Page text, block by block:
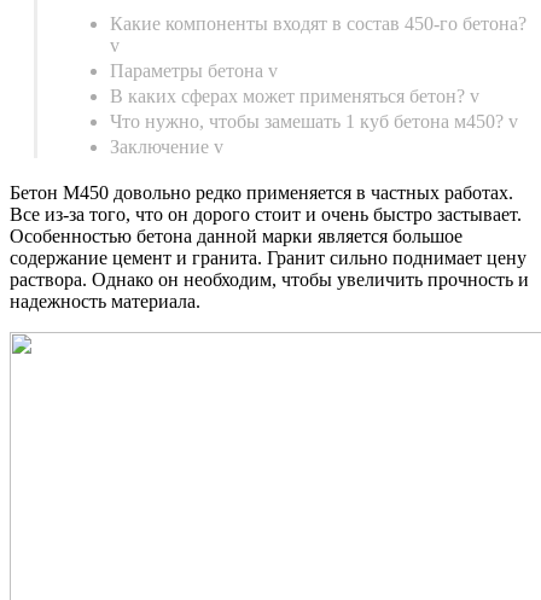
Какие компоненты входят в состав 450-го бетона?
v
Параметры бетона v
В каких сферах может применяться бетон? v
Что нужно, чтобы замешать 1 куб бетона м450? v
Заключение v
Бетон М450 довольно редко применяется в частных работах.
Все из-за того, что он дорого стоит и очень быстро застывает.
Особенностью бетона данной марки является большое
содержание цемент и гранита. Гранит сильно поднимает цену
раствора. Однако он необходим, чтобы увеличить прочность и
надежность материала.